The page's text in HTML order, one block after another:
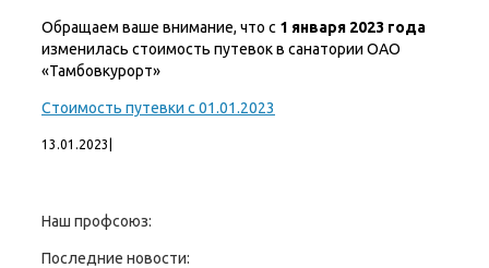
Обращаем ваше внимание, что с 1 января 2023 года
изменилась стоимость путевок в санатории ОАО
«Тамбовкурорт»
Стоимость путевки с 01.01.2023
13.01.2023
Наш профсоюз:
Последние новости: